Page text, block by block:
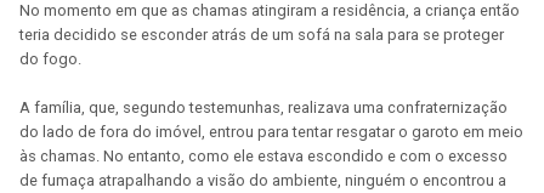
No momento em que as chamas atingiram a residência, a criança então
teria decidido se esconder atrás de um sofá na sala para se proteger
do fogo.
A família, que, segundo testemunhas, realizava uma confraternização
do lado de fora do imóvel, entrou para tentar resgatar o garoto em meio
às chamas. No entanto, como ele estava escondido e com o excesso
de fumaça atrapalhando a visão do ambiente, ninguém o encontrou a